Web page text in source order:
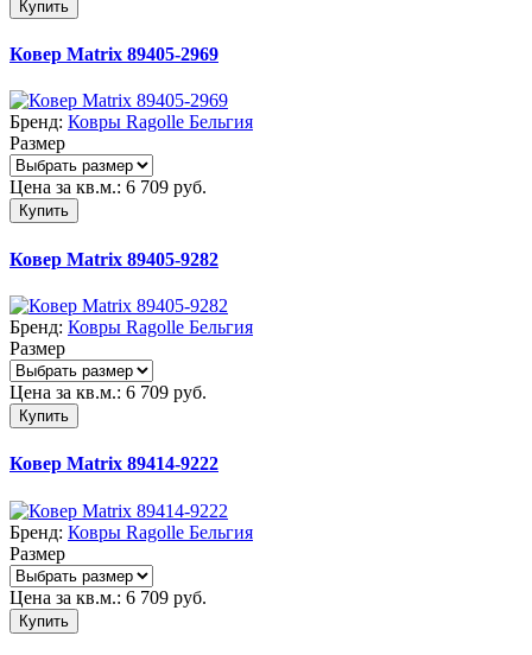
Купить
Ковер Matrix 89405-2969
Бренд: Ковры Ragolle Бельгия
Размер
Цена за кв.м.: 6 709 руб.
Купить
Ковер Matrix 89405-9282
Бренд: Ковры Ragolle Бельгия
Размер
Цена за кв.м.: 6 709 руб.
Купить
Ковер Matrix 89414-9222
Бренд: Ковры Ragolle Бельгия
Размер
Цена за кв.м.: 6 709 руб.
Купить